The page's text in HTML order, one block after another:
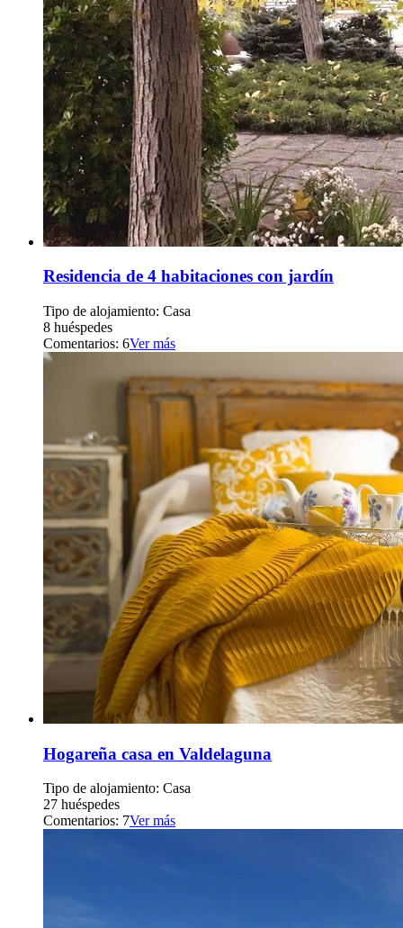
Residencia de 4 habitaciones con jardín
Tipo de alojamiento: Casa
8 huéspedes
Comentarios: 6Ver más
Hogareña casa en Valdelaguna
Tipo de alojamiento: Casa
27 huéspedes
Comentarios: 7Ver más